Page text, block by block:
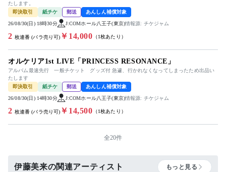
たします。
即決取引
紙チケ 郵送 あんしん補償対象
26/08/30(日) 18時30分 J:COMホール八王子(東京)情報源: チケジャム
2 枚連番 (バラ売り可) ￥14,000 （1枚あたり）
オルケリア1st LIVE「PRINCESS RESONANCE」
アルバム最速先行 一般チケット グッズ付 急遽、行かれなくなってしまったため出品い
たします
即決取引
紙チケ 郵送 あんしん補償対象
26/08/30(日) 14時30分 J:COMホール八王子(東京)情報源: チケジャム
2 枚連番 (バラ売り可) ￥14,500 （1枚あたり）
全20件
伊藤美来の関連アーティスト もっと見る